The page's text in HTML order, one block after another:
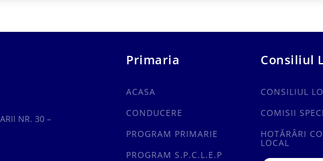
NR. 30 –
Primaria
ACASA
CONDUCERE
PROGRAM PRIMARIE
PROGRAM S.P.C.L.E.P
Consiliul
CONSILIUL
COMISII
HOTĂRÂRI
LOCAL